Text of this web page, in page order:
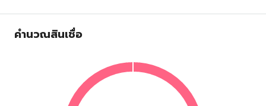
คำนวณสินเชื่อ